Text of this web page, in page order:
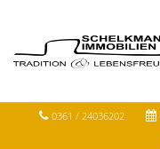
0361 / 24036202